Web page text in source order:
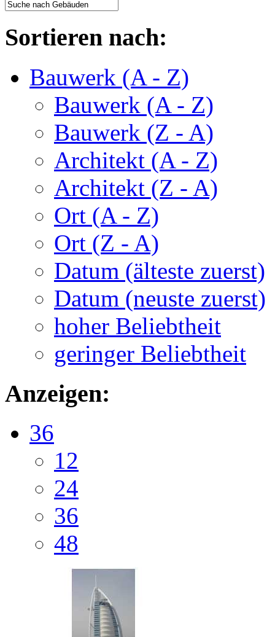
Sortieren nach:
Bauwerk (A - Z)
Bauwerk (A - Z)
Bauwerk (Z - A)
Architekt (A - Z)
Architekt (Z - A)
Ort (A - Z)
Ort (Z - A)
Datum (älteste zuerst)
Datum (neuste zuerst)
hoher Beliebtheit
geringer Beliebtheit
Anzeigen:
36
12
24
36
48